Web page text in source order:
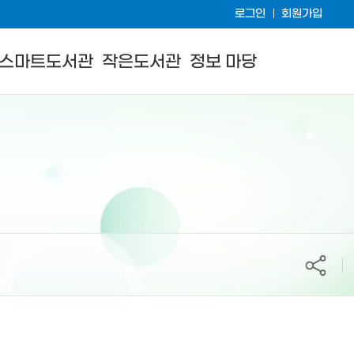
로그인 회원가입
스마트도서관 작은도서관 정보 마당
공유